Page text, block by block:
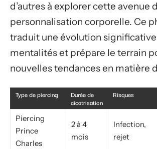
d’autres à explorer cette avenue
personnalisation corporelle. Ce
traduit une évolution
mentalités et prépare le terrain
nouvelles tendances en matière
Type de piercing
Durée de
cicatrisation
Risques
Piercing
Prince
Charles
2 à 4
mois
Infection,
rejet